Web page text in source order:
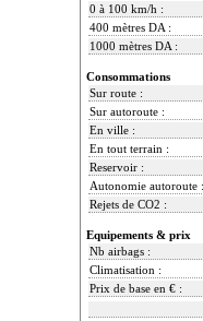
0 à 100 km/h :
400 mètres DA :
1000 mètres DA :
Consommations
Sur route :
Sur autoroute :
En ville :
En tout terrain :
Reservoir :
Autonomie autoroute :
Rejets de CO2 :
Equipements & prix
Nb airbags :
Climatisation :
Prix de base en € :